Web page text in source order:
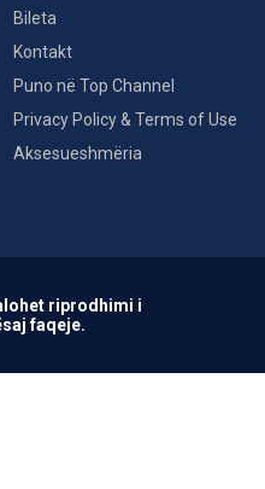
Bileta
Kontakt
Puno në Top Channel
Privacy Policy & Terms of Use
Aksesueshmëria
riprodhimi i
faqeje.